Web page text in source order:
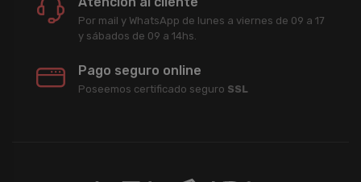
Por mail y WhatsApp de lunes a viernes de 09 a 17
y sábados de 09 a 14hs.
Pago seguro online
Poseemos certificado seguro SSL